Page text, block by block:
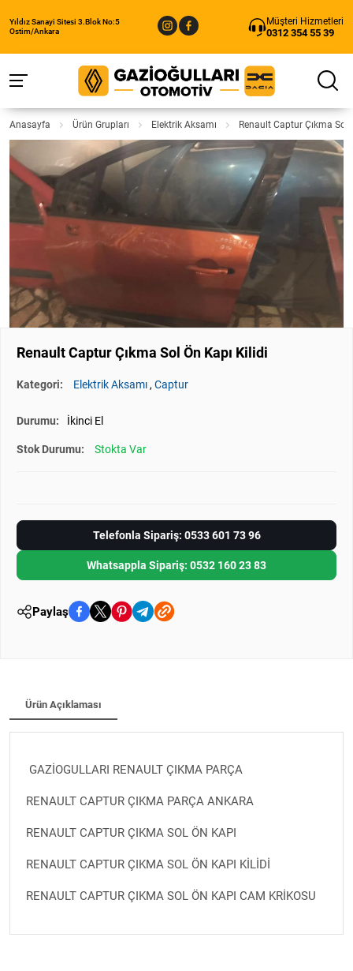
Yıldız Sanayi Sitesi 3.Blok No:5
Ostim/Ankara
Müşteri Hizmetleri
0312 354 55 39
Anasayfa Ürün Grupları Elektrik Aksamı Renault Captur Çıkma Sol
Renault Captur Çıkma Sol Ön Kapı Kilidi
Kategori: Elektrik Aksamı,Captur
Durumu: İkinci El
Stok Durumu: Stokta Var
Telefonla Sipariş: 0533 601 73 96
Whatsappla Sipariş: 0532 160 23 83
Paylaş
Ürün Açıklaması
GAZİOGULLARI RENAULT ÇIKMA PARÇA
RENAULT CAPTUR ÇIKMA PARÇA ANKARA
RENAULT CAPTUR ÇIKMA SOL ÖN KAPI
RENAULT CAPTUR ÇIKMA SOL ÖN KAPI KİLİDİ
RENAULT CAPTUR ÇIKMA SOL ÖN KAPI CAM KRİKOSU